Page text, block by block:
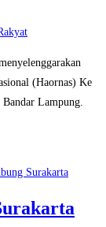
(Haornas) Ke
Lampung.